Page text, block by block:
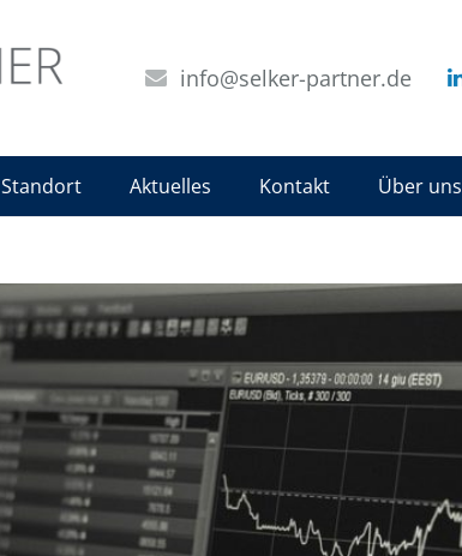
info@selker-partner.de
Standort Aktuelles Kontakt Über uns